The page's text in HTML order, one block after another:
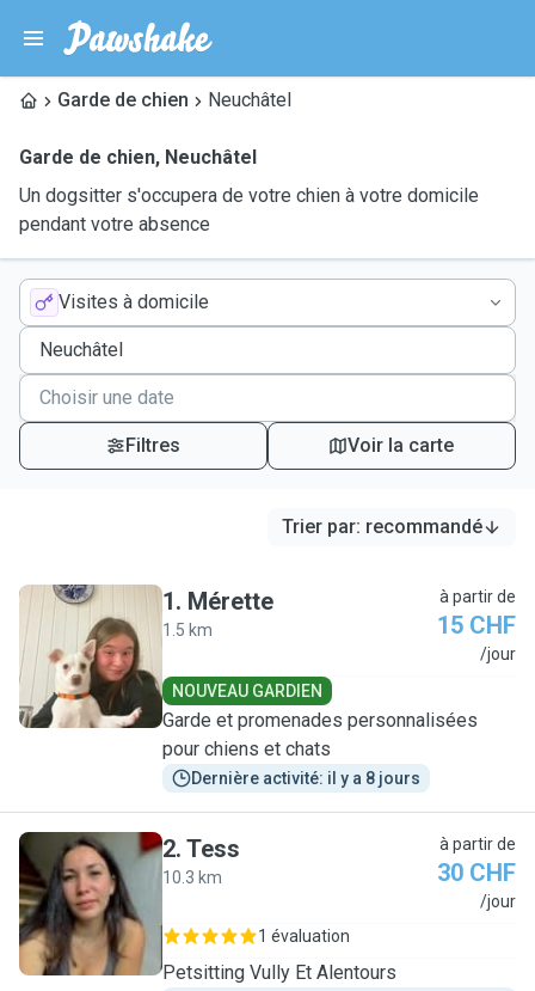
Garde de chien Neuchâtel
Garde de chien, Neuchâtel
Un dogsitter s'occupera de votre chien à votre domicile
pendant votre absence
Visites à domicile
Filtres Voir la carte
Trier par: recommandé
M
1. Mérette
1.5 km
à partir de
15 CHF
/jour
NOUVEAU GARDIEN
Garde et promenades personnalisées
pour chiens et chats
Dernière activité: il y a 8 jours
T
2. Tess
10.3 km
à partir de
30 CHF
/jour
1 évaluation
Petsitting Vully Et Alentours